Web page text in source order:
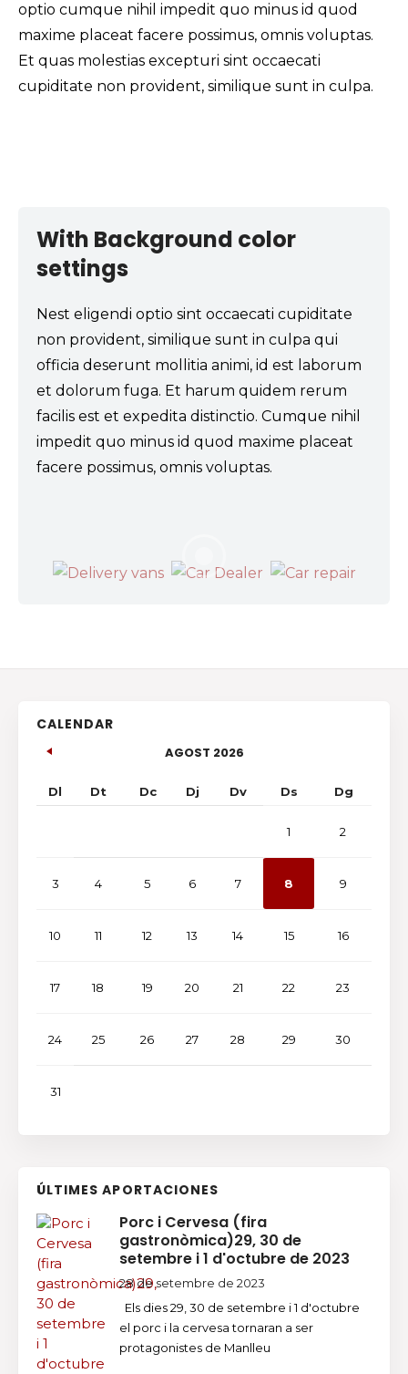
optio cumque nihil impedit quo minus id quod
maxime placeat facere possimus, omnis voluptas.
Et quas molestias excepturi sint occaecati
cupiditate non provident, similique sunt in culpa.
With Background color
settings
Nest eligendi optio sint occaecati cupiditate
non provident, similique sunt in culpa qui
officia deserunt mollitia animi, id est laborum
et dolorum fuga. Et harum quidem rerum
facilis est et expedita distinctio. Cumque nihil
impedit quo minus id quod maxime placeat
facere possimus, omnis voluptas.
CALENDAR
AGOST 2026
Dl Dt Dc Dj Dv Ds Dg
1 2
3 4 5 6 7 8 9
10 11 12 13 14 15 16
17 18 19 20 21 22 23
24 25 26 27 28 29 30
31
ÚLTIMES APORTACIONES
Porc i Cervesa (fira
gastronòmica)29, 30 de
setembre i 1 d'octubre de 2023
28 de setembre de 2023
Els dies 29, 30 de setembre i 1 d'octubre
el porc i la cervesa tornaran a ser
protagonistes de Manlleu